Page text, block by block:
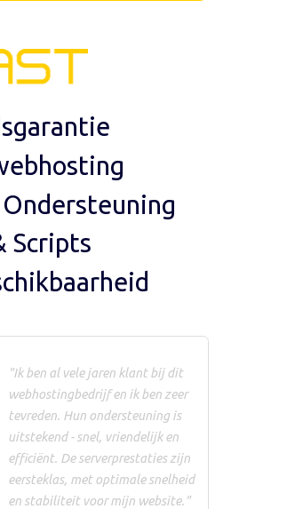
Scripts
"Ik ben al vele jaren klant bij dit
webhostingbedrijf en ik ben zeer
tevreden. Hun ondersteuning is
uitstekend - snel, vriendelijk en
efficiënt. De serverprestaties zijn
eersteklas, met optimale snelheid
en stabiliteit voor mijn website."